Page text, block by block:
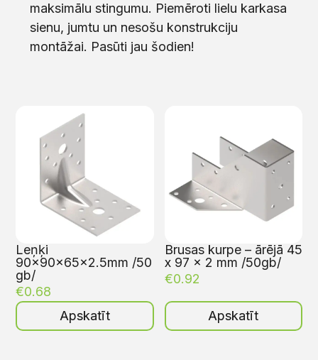
maksimālu stingumu. Piemēroti lielu karkasa
sienu, jumtu un nesošu konstrukciju
montāžai. Pasūti jau šodien!
Leņķi
90x90x65x2.5mm /50
gb/
€0.68
Apskatīt
Brusas kurpe – ārējā 45
x 97 x 2 mm /50gb/
€0.92
Apskatīt